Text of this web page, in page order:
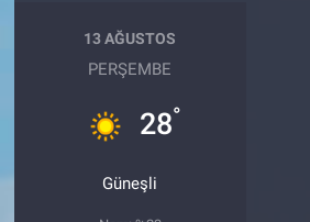
13 AĞUSTOS
PERŞEMBE
28°
Güneşli